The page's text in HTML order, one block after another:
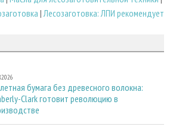
|Лесозаготовка: ЛПИ рекомендует
бумага без древесного волокна:
Clark готовит революцию в